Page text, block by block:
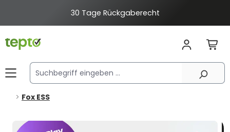
2% Rabatt bei Banküberweisung
Fox ESS
Bildergalerie überspringen